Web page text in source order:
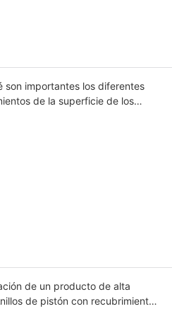
son importantes los diferentes
de la superficie de los
de un producto de alta
de pistón con recubrimiento